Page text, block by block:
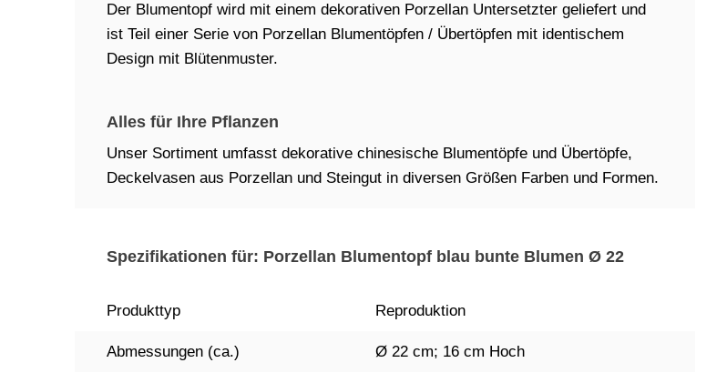
Der Blumentopf wird mit einem dekorativen Porzellan Untersetzter geliefert und
ist Teil einer Serie von Porzellan Blumentöpfen / Übertöpfen mit identischem
Design mit Blütenmuster.
Alles für Ihre Pflanzen
Unser Sortiment umfasst dekorative chinesische Blumentöpfe und Übertöpfe,
Deckelvasen aus Porzellan und Steingut in diversen Größen Farben und Formen.
Spezifikationen für: Porzellan Blumentopf blau bunte Blumen Ø 22
Produkttyp Reproduktion
Abmessungen (ca.) Ø 22 cm; 16 cm Hoch